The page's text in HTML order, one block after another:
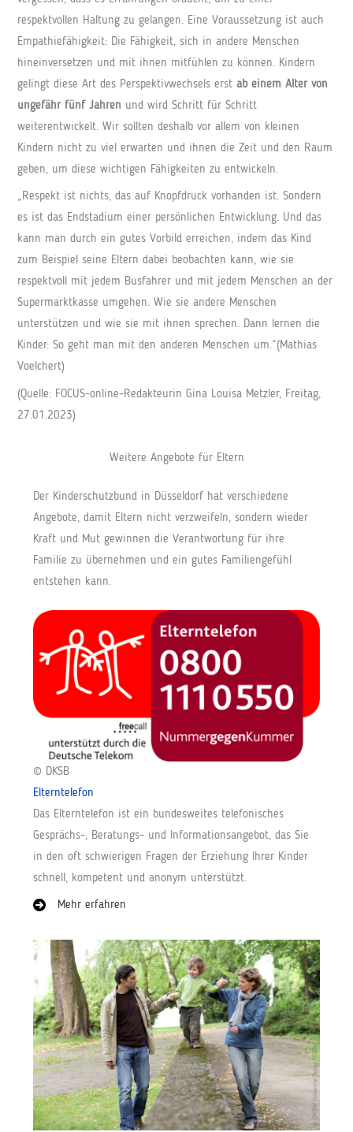
respektvollen Haltung zu gelangen. Eine Voraussetzung ist auch
Empathiefähigkeit: Die Fähigkeit, sich in andere Menschen
hineinversetzen und mit ihnen mitfühlen zu können. Kindern
gelingt diese Art des Perspektivwechsels erstab einem Alter von
ungefähr fünf Jahren und wird Schritt für Schritt
weiterentwickelt. Wir sollten deshalb vor allem von kleinen
Kindern nicht zu viel erwarten und ihnen die Zeit und den Raum
geben, um diese wichtigen Fähigkeiten zu entwickeln.
„Respekt ist nichts, das auf Knopfdruck vorhanden ist. Sondern
es ist das Endstadium einer persönlichen Entwicklung. Und das
kann man durch ein gutes Vorbild erreichen, indem das Kind
zum Beispiel seine Eltern dabei beobachten kann, wie sie
respektvoll mit jedem Busfahrer und mit jedem Menschen an der
Supermarktkasse umgehen. Wie sie andere Menschen
unterstützen und wie sie mit ihnen sprechen. Dann lernen die
Kinder: So geht man mit den anderen Menschen um.“(Mathias
Voelchert)
(Quelle: FOCUS-online-Redakteurin Gina Louisa Metzler, Freitag,
27.01.2023)
Weitere Angebote für Eltern
Der Kinderschutzbund in Düsseldorf hat verschiedene
Angebote, damit Eltern nicht verzweifeln, sondern wieder
Kraft und Mut gewinnen die Verantwortung für ihre
Familie zu übernehmen und ein gutes Familiengefühl
entstehen kann.
© DKSB
Elterntelefon
Das Elterntelefon ist ein bundesweites telefonisches
Gesprächs-, Beratungs- und Informationsangebot, das Sie
in den oft schwierigen Fragen der Erziehung Ihrer Kinder
schnell, kompetent und anonym unterstützt.
Mehr erfahren